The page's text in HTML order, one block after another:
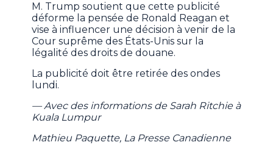
M. Trump soutient que cette publicité
déforme la pensée de Ronald Reagan et
vise à influencer une décision à venir de la
Cour suprême des États-Unis sur la
légalité des droits de douane.
La publicité doit être retirée des ondes
lundi.
— Avec des informations de Sarah Ritchie à
Kuala Lumpur
Mathieu Paquette, La Presse Canadienne